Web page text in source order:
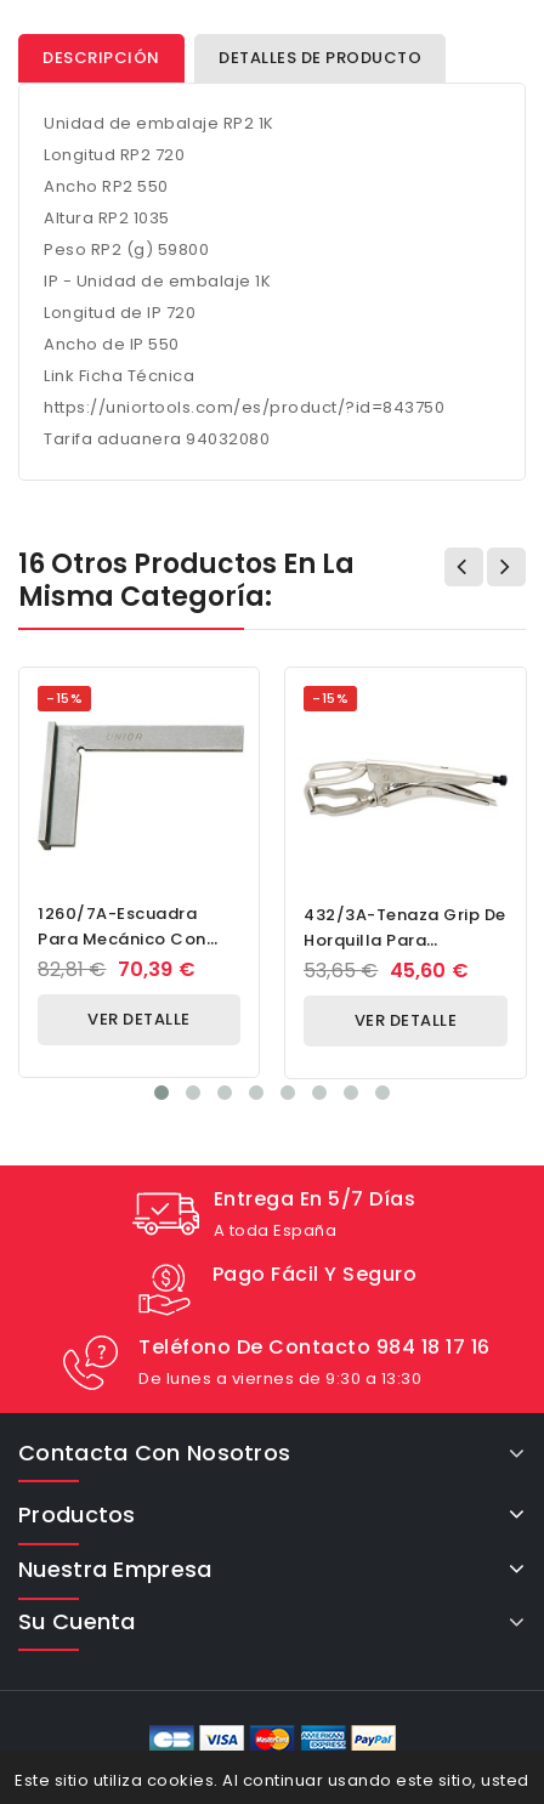
DESCRIPCIÓN DETALLES DE PRODUCTO
Unidad de embalaje RP2 1K
Longitud RP2 720
Ancho RP2 550
Altura RP2 1035
Peso RP2 (g) 59800
IP - Unidad de embalaje 1K
Longitud de IP 720
Ancho de IP 550
Link Ficha Técnica
https://uniortools.com/es/product/?id=843750
Tarifa aduanera 94032080
16 Otros Productos En La
Misma Categoría:
-15%
1260/7A-Escuadra
Para Mecánico Con
Base-300
82,81 € 70,39 €
VER DETALLE
-15%
432/3A-Tenaza Grip De
Horquilla Para
Soldadura-280
53,65 € 45,60 €
VER DETALLE
Entrega En 5/7 Días
A toda España
Pago Fácil Y Seguro
Teléfono De Contacto 984 18 17 16
De lunes a viernes de 9:30 a 13:30
Contacta Con Nosotros
Productos
Nuestra Empresa
Su Cuenta
Este sitio utiliza cookies. Al continuar usando este sitio, usted
eCommerce Cybertron © 2026